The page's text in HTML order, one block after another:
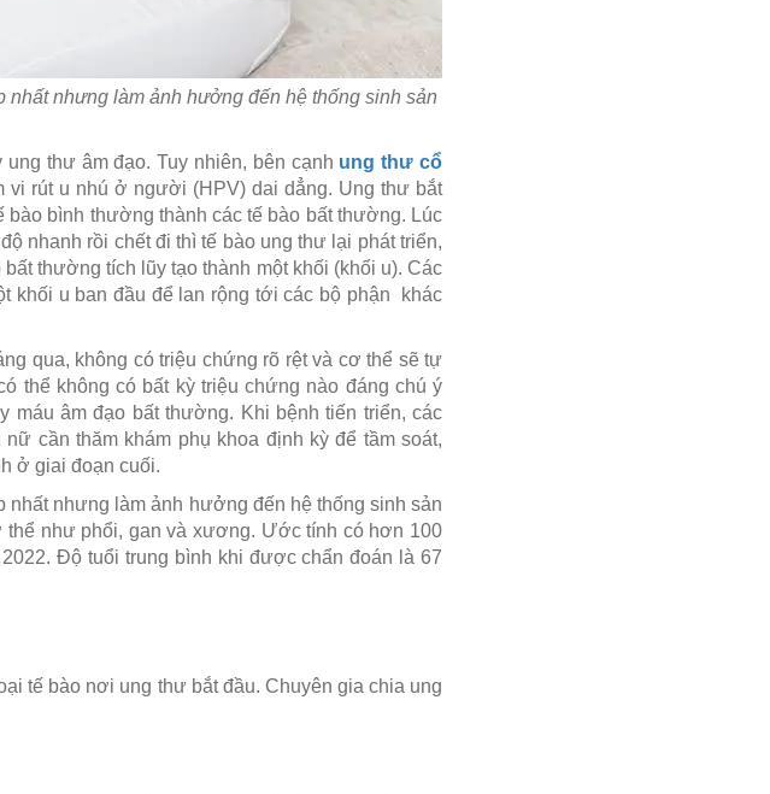
nhưng làm ảnh hưởng đến hệ thống sinh sản
thư âm đạo. Tuy nhiên, bên cạnh ung thư cổ
vi rút u nhú ở người (HPV) dai dẳng. Ung thư bắt
bào bình thường thành các tế bào bất thường. Lúc
nhanh rồi chết đi thì tế bào ung thư lại phát triển,
thường tích lũy tạo thành một khối (khối u). Các
khối u ban đầu để lan rộng tới các bộ phận khác
qua, không có triệu chứng rõ rệt và cơ thể sẽ tự
thể không có bất kỳ triệu chứng nào đáng chú ý
máu âm đạo bất thường. Khi bệnh tiến triển, các
cần thăm khám phụ khoa định kỳ để tầm soát,
ở giai đoạn cuối.
nhưng làm ảnh hưởng đến hệ thống sinh sản
thể như phổi, gan và xương. Ước tính có hơn 100
Độ tuổi trung bình khi được chẩn đoán là 67
tế bào nơi ung thư bắt đầu. Chuyên gia chia ung